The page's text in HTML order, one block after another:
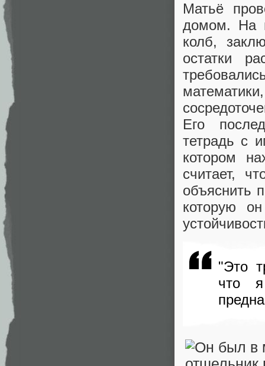
Матьё
домом. На
колб,
остатки
Его
тетрадь с
котором
считает,
объяснить
которую
"Это
что